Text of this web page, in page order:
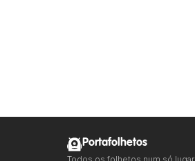
Portafolhetos